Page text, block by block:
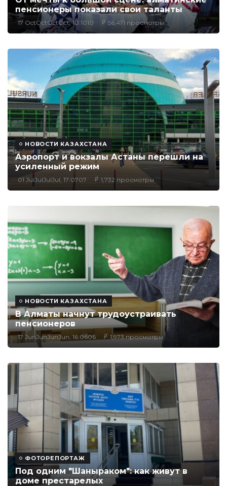
пенсионеры показали свои таланты
17 OctOctOctOct, 10:1010 56,471 просмотры
НОВОСТИ КАЗАХСТАНА
Аэропорт и вокзалы Астаны перешли на
усиленный режим
01 JulJulJulJul, 17:0707 1,732 просмотры
НОВОСТИ КАЗАХСТАНА
В Алматы начнут трудоустраивать
пенсионеров
17 JunJunJunJun, 16:0606 1,973 просмотры
ФОТОРЕПОРТАЖ
Под одним "Шаныраком": как живут в
доме престарелых